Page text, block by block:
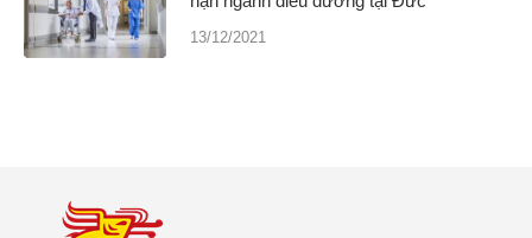
13/12/2021